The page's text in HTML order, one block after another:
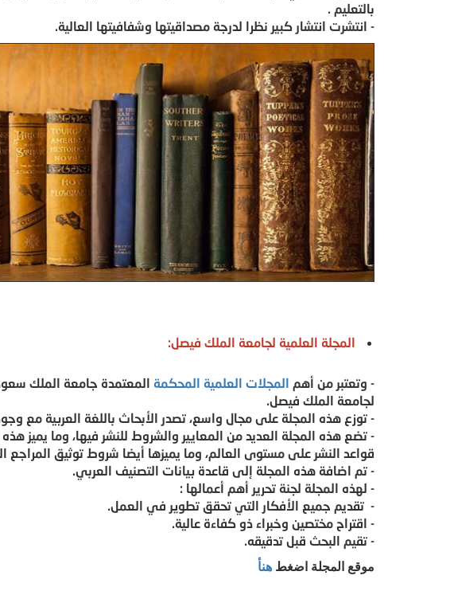
بالتعليم .
- انتشرت انتشار كبير نظرا لدرجة مصداقيتها وشفافيتها العالية.
المجلة العلمية لجامعة الملك فيصل:
- وتعتبر من أهم المجلات العلمية المحكمة المعتمدة جامعة الملك
لجامعة الملك فيصل.
- توزع هذه المجلة على مجال واسع، تصدر الأبحاث باللغة العربية مع
- تضع هذه المجلة العديد من المعايير والشروط للنشر فيها، وما
قواعد النشر على مستوى العالم، وما يميزها أيضا شروط توثيق المراجع
- تم اضافة هذه المجلة إلى قاعدة بيانات التصنيف العربي.
- لهذه المجلة لجنة تحرير أهم أعمالها :
- تقديم جميع الأفكار التي تحقق تطوير في العمل.
- اقتراح مختصين وخبراء ذو كفاءة عالية.
- تقيم البحث قبل تدقيقه.
موقع المجلة اضغط هنأ